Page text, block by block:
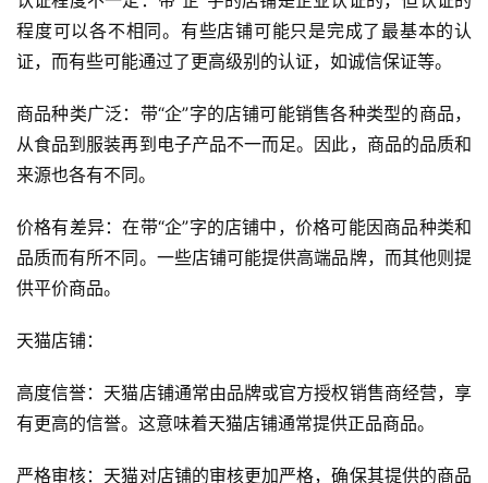
程度可以各不相同。有些店铺可能只是完成了最基本的认
证，而有些可能通过了更高级别的认证，如诚信保证等。
商品种类广泛：带“企”字的店铺可能销售各种类型的商品，
从食品到服装再到电子产品不一而足。因此，商品的品质和
来源也各有不同。
价格有差异：在带“企”字的店铺中，价格可能因商品种类和
品质而有所不同。一些店铺可能提供高端品牌，而其他则提
供平价商品。
天猫店铺：
高度信誉：天猫店铺通常由品牌或官方授权销售商经营，享
有更高的信誉。这意味着天猫店铺通常提供正品商品。
严格审核：天猫对店铺的审核更加严格，确保其提供的商品